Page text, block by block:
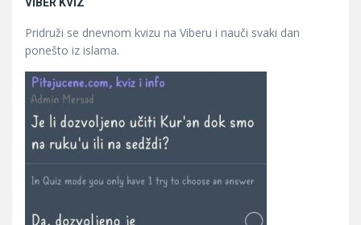
Pridruži se dnevnom kvizu na Viberu i nauči svaki dan
ponešto iz islama.